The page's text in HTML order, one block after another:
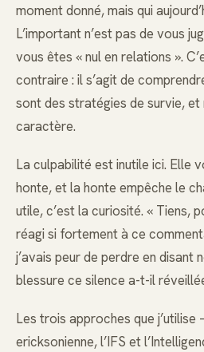
moment donné, mais qui
L’important n’est pas de vous
vous êtes « nul en relations ».
contraire : il s’agit de
sont des stratégies de survie,
caractère.
La culpabilité est inutile ici. Elle
honte, et la honte empêche le
utile, c’est la curiosité. « Tiens,
réagi si fortement à ce
j’avais peur de perdre en disant
blessure ce silence a-t-il
Les trois approches que j’utilise
ericksonienne, l’IFS et